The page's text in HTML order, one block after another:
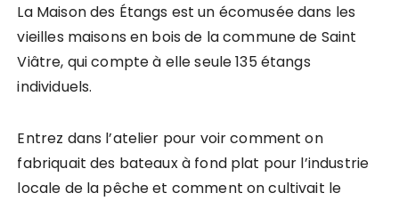
La Maison des Étangs est un écomusée dans les
vieilles maisons en bois de la commune de Saint
Viâtre, qui compte à elle seule 135 étangs
individuels.
Entrez dans l’atelier pour voir comment on
fabriquait des bateaux à fond plat pour l’industrie
locale de la pêche et comment on cultivait le